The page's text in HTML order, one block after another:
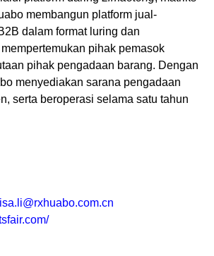
membangun platform jual-
dalam format luring dan
mempertemukan pihak pemasok
pihak pengadaan barang. Dengan
menyediakan sarana pengadaan
serta beroperasi selama satu tahun
lisa.li@rxhuabo.com.cn